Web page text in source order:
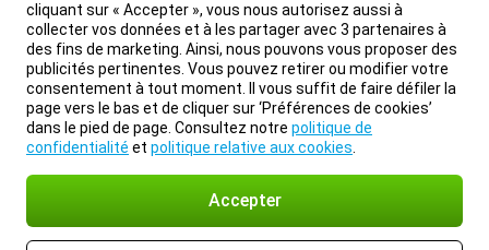
cliquant sur « Accepter », vous nous autorisez aussi à
collecter vos données et à les partager avec 3 partenaires à
des fins de marketing. Ainsi, nous pouvons vous proposer des
publicités pertinentes. Vous pouvez retirer ou modifier votre
consentement à tout moment. Il vous suffit de faire défiler la
page vers le bas et de cliquer sur ‘Préférences de cookies’
dans le pied de page. Consultez notre politique de
confidentialité et politique relative aux cookies
Accepter